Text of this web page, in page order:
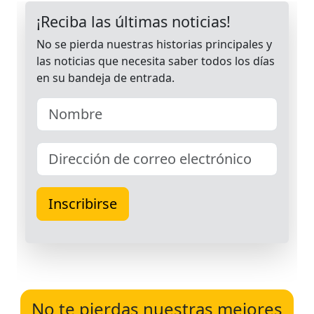
No te pierdas nuestras mejores